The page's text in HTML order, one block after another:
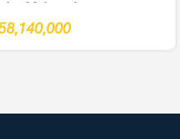
Año 1971 Cali